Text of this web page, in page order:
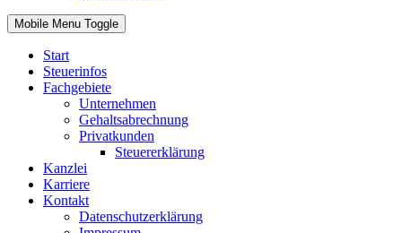
Mobile Menu Toggle
Start
Steuerinfos
Fachgebiete
Unternehmen
Gehaltsabrechnung
Privatkunden
Steuererklärung
Kanzlei
Karriere
Kontakt
Datenschutzerklärung